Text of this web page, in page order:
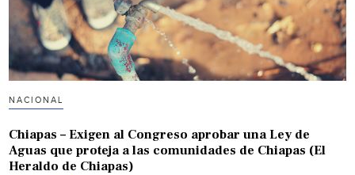
NACIONAL
Chiapas – Exigen al Congreso aprobar una Ley de
Aguas que proteja a las comunidades de Chiapas (El
Heraldo de Chiapas)